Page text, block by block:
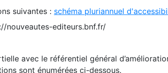
suivantes : schéma pluriannuel
nouveautes-editeurs.bnf.fr/
avec le référentiel général
sont énumérées ci-dessous.